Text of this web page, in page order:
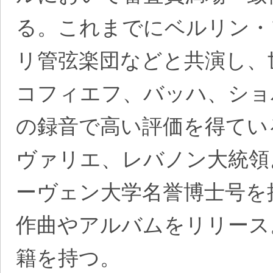
る。これまでにベルリン
リ管弦楽団などと共演し
コフィエフ、バッハ、シ
の録音で高い評価を得て
ヴァリエ、レバノン大統
ーヴェン大学名誉博士号
作曲やアルバムをリリー
籍を持つ。